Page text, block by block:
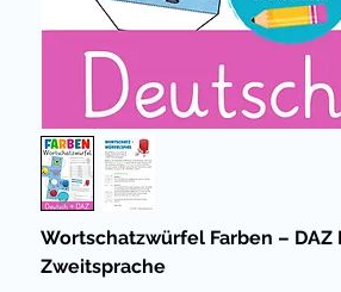
Wortschatzwürfel Farben –
Zweitsprache